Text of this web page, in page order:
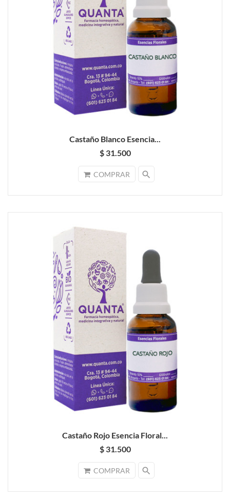
Castaño Blanco Esencia...
$ 31.500
COMPRAR search
Castaño Rojo Esencia Floral...
$ 31.500
COMPRAR search